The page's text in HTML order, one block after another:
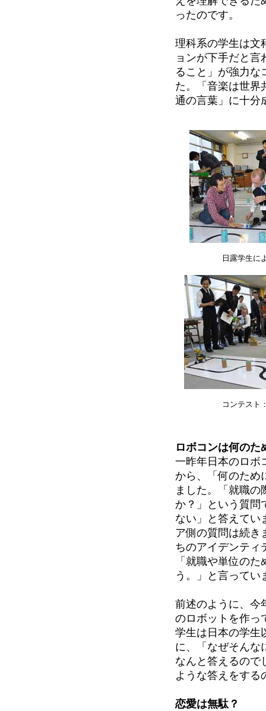
ったのです。
理科系の学生は文
ョンが下手だと
ること」が強力な
た。「音楽は世界
通の言葉」に十分
日露学生に
コンテスト
ロボコンは何のた
一昨年日本のロボ
から、「何のため
ました。「就職
か？」という質問
ない」と答えてい
ア側の質問は続き
ちのアイデンティ
「就職や単位の
う。」と言ってい
前述のように、今
のロボットを作っ
学生は日本の学生
に、「なぜそんな
なんと答えるので
ような答えをする
恋愛は無駄？